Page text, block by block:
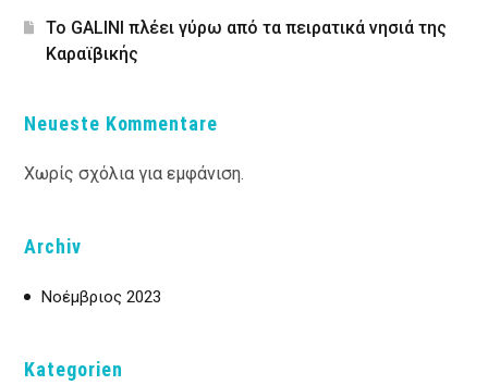
Το GALINI πλέει γύρω από τα πειρατικά νησιά της
Καραϊβικής
Neueste Kommentare
Χωρίς σχόλια για εμφάνιση.
Archiv
Νοέμβριος 2023
Kategorien